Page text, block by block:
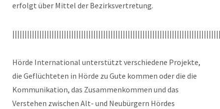
erfolgt über Mittel der Bezirksvertretung.
Hörde International unterstützt verschiedene Projekte,
die Geflüchteten in Hörde zu Gute kommen oder die die
Kommunikation, das Zusammenkommen und das
Verstehen zwischen Alt- und Neubürgern Hördes